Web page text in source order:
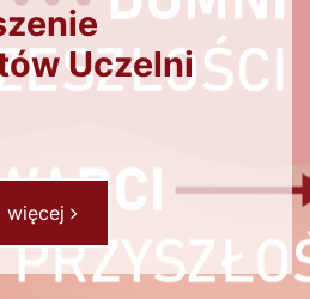
Uczelni
więcej - Stowarzyszenie